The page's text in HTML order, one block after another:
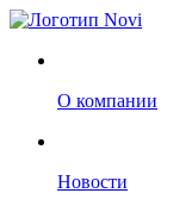
О компании
Новости